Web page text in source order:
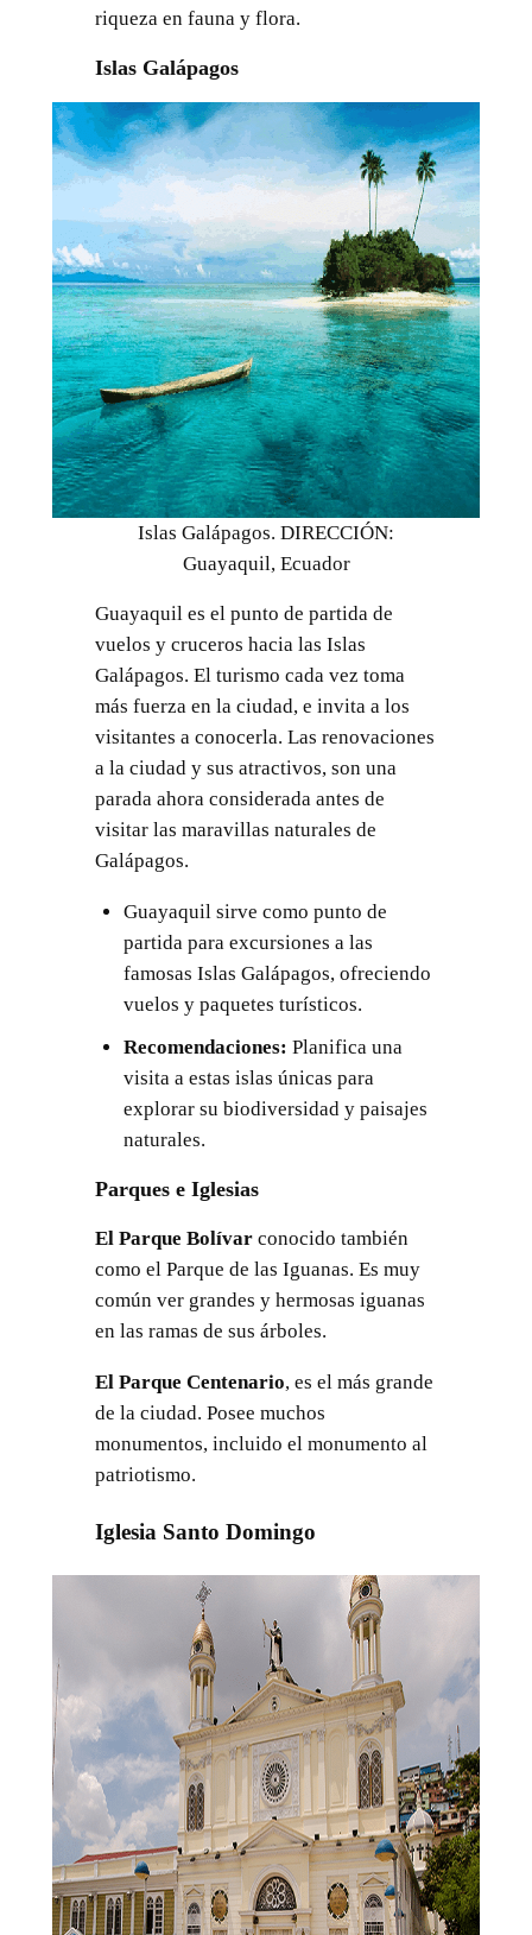
riqueza en fauna y flora.
Islas Galápagos
Islas Galápagos. DIRECCIÓN:
Guayaquil, Ecuador
Guayaquil es el punto de partida de
vuelos y cruceros hacia las Islas
Galápagos. El turismo cada vez toma
más fuerza en la ciudad, e invita a los
visitantes a conocerla. Las renovaciones
a la ciudad y sus atractivos, son una
parada ahora considerada antes de
visitar las maravillas naturales de
Galápagos.
Guayaquil sirve como punto de
partida para excursiones a las
famosas Islas Galápagos, ofreciendo
vuelos y paquetes turísticos.
Recomendaciones: Planifica una
visita a estas islas únicas para
explorar su biodiversidad y paisajes
naturales.
Parques e Iglesias
El Parque Bolívarconocido también
como el Parque de las Iguanas. Es muy
común ver grandes y hermosas iguanas
en las ramas de sus árboles.
El Parque Centenario, es el más grande
de la ciudad. Posee muchos
monumentos, incluido el monumento al
patriotismo.
Iglesia Santo Domingo